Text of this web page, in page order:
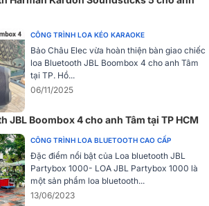
Marshall Tufton
mắt, tiện lợi và nhỏ gọn với kích thước
229 x 163 x 350 mm cùng trọng
quai đeo đẹp và chắc chắn giúp bạn
cứ đâu trong mọi cuộc vui.
CÔNG TRÌNH LOA KÉO KARAOKE
Bảo Châu Elec vừa hoàn thiện bàn giao chiếc
loa Bluetooth JBL Boombox 4 cho anh Tâm
tại TP. Hồ...
06/11/2025
JBL Boombox 4 cho anh Tâm tại TP HCM
CÔNG TRÌNH LOA BLUETOOTH CAO CẤP
Đặc điểm nổi bật của Loa bluetooth JBL
Partybox 1000- LOA JBL Partybox 1000 là
một sản phẩm loa bluetooth...
13/06/2023